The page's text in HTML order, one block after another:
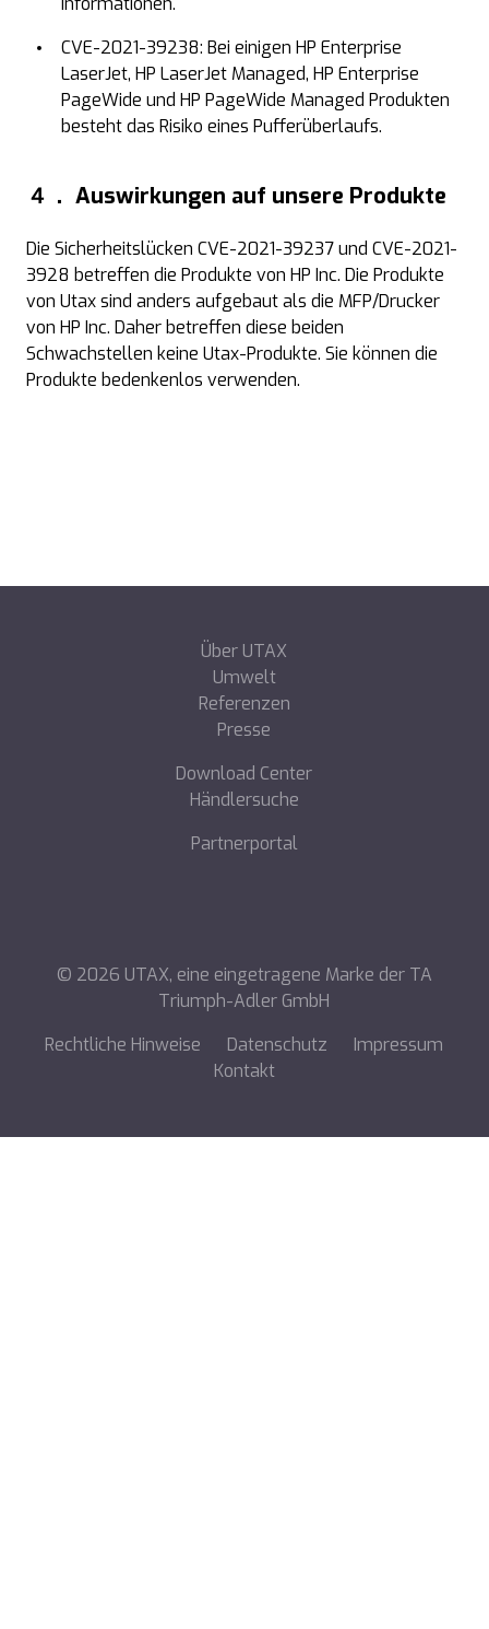
CVE-2021-39238: Bei einigen HP Enterprise
LaserJet, HP LaserJet Managed, HP Enterprise
PageWide und HP PageWide Managed Produkten
besteht das Risiko eines Pufferüberlaufs.
４． Auswirkungen auf unsere Produkte
Die Sicherheitslücken CVE-2021-39237 und CVE-2021-
3928 betreffen die Produkte von HP Inc. Die Produkte
von Utax sind anders aufgebaut als die MFP/Drucker
von HP Inc. Daher betreffen diese beiden
Schwachstellen keine Utax-Produkte. Sie können die
Produkte bedenkenlos verwenden.
Über UTAX
Umwelt
Referenzen
Presse
Download Center
Händlersuche
Partnerportal
© 2026 UTAX, eine eingetragene Marke der TA
Triumph-Adler GmbH
Rechtliche Hinweise
Datenschutz
Impressum
Kontakt